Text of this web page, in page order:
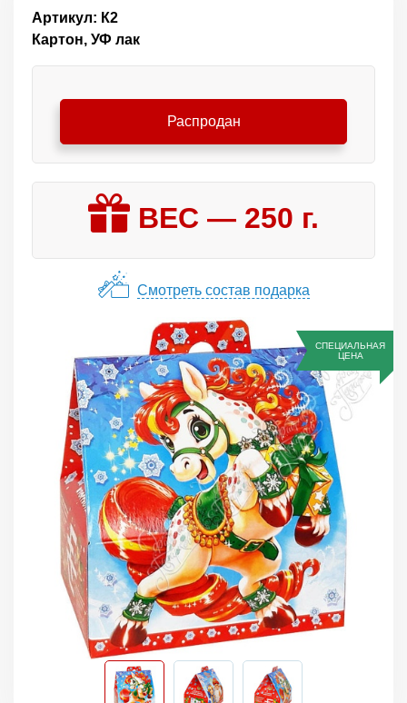
СПЕЦИАЛЬНАЯ
ЦЕНА
Артикул: К2
Картон, УФ лак
Распродан
ВЕС — 250 г.
Смотреть состав подарка